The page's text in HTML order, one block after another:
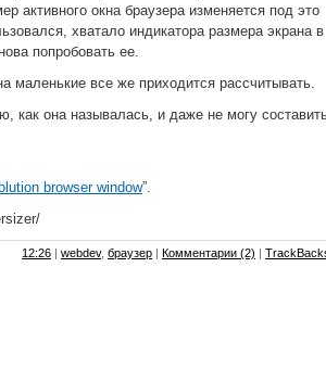
активного окна браузера изменяется под это
хватало индикатора размера экрана в
попробовать ее.
маленькие все же приходится рассчитывать.
как она называлась, и даже не могу
browser window”.
12:26 | webdev, браузер | Комментарии (2) |